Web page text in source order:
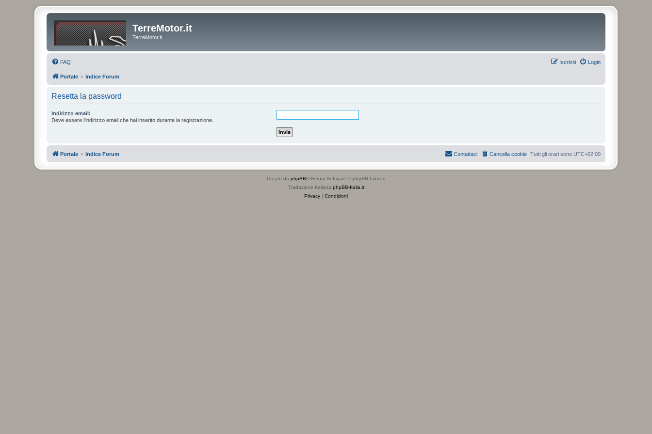
TerreMotor.it
TerreMotor.it
FAQ Login
Iscriviti
Portale Indice Forum
Resetta la password
Indirizzo email:
Deve essere l’indirizzo email che hai inserito durante la registrazione.
Portale Indice Forum Tutti gli orari sono UTC+02:00
Cancella cookie
Contattaci
Creato da phpBB® Forum Software © phpBB Limited
Traduzione Italiana phpBB-Italia.it
Privacy | Condizioni